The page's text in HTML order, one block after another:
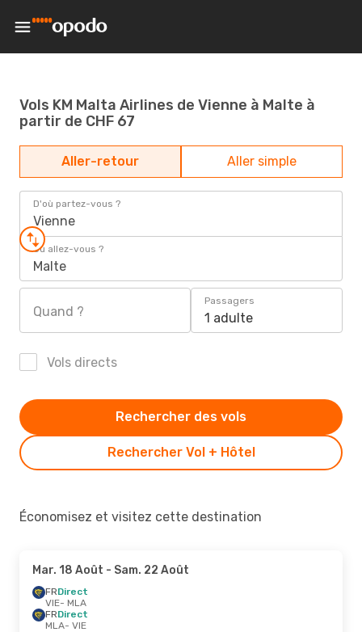
Vols KM Malta Airlines de Vienne à Malte à
partir de CHF 67
Aller-retour Aller simple
D'où partez-vous ?
Vienne
Où allez-vous ?
Malte
Quand ?
Passagers
1 adulte
Vols directs
Rechercher Vol + Hôtel
Rechercher des vols
Économisez et visitez cette destination
Mar. 18 Août - Sam. 22 Août
FRDirect
VIE- MLA
FRDirect
MLA- VIE